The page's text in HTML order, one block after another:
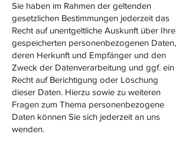
Sie haben im Rahmen der geltenden
gesetzlichen Bestimmungen jederzeit das
Recht auf unentgeltliche Auskunft über Ihre
gespeicherten personenbezogenen Daten,
deren Herkunft und Empfänger und den
Zweck der Datenverarbeitung und ggf. ein
Recht auf Berichtigung oder Löschung
dieser Daten. Hierzu sowie zu weiteren
Fragen zum Thema personenbezogene
Daten können Sie sich jederzeit an uns
wenden.